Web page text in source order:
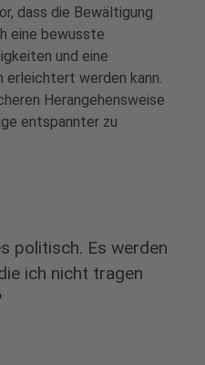
dass die Bewältigung
eine bewusste
und eine
erleichtert werden kann.
Herangehensweise
entspannter zu
politisch. Es werden
ich nicht tragen